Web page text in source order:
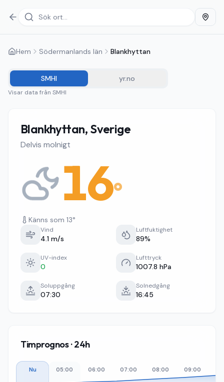
Hem Södermanlands län Blankhyttan
SMHI yr.no
Visar data från SMHI
Blankhyttan, Sverige
Delvis molnigt
16°
Känns som 13°
Vind
4.1 m/s
Luftfuktighet
89%
UV-index
0
Lufttryck
1007.8 hPa
Soluppgång
07:30
Solnedgång
16:45
Timprognos · 24h
Nu 05:00 06:00 07:00 08:00 09:00